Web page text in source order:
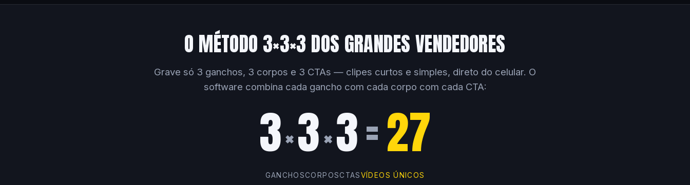
O MÉTODO 3×3×3 DOS GRANDES VENDEDORES
Grave só 3 ganchos, 3 corpos e 3 CTAs — clipes curtos e simples, direto do celular. O
software combina cada gancho com cada corpo com cada CTA:
3×3×3=27
GANCHOSCORPOSCTASVÍDEOS ÚNICOS